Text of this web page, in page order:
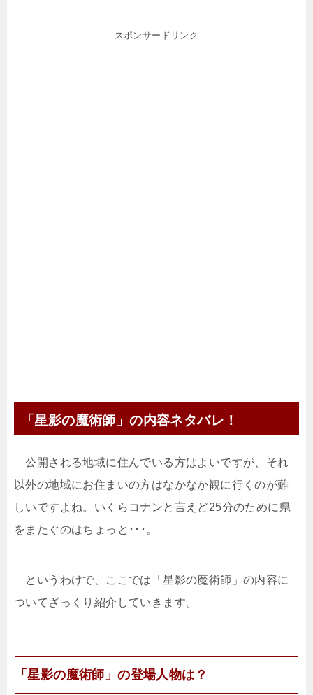
スポンサードリンク
「星影の魔術師」の内容ネタバレ！
公開される地域に住んでいる方はよいですが、それ
以外の地域にお住まいの方はなかなか観に行くのが難
しいですよね。いくらコナンと言えど25分のために県
をまたぐのはちょっと･･･。
というわけで、ここでは「星影の魔術師」の内容に
ついてざっくり紹介していきます。
「星影の魔術師」の登場人物は？